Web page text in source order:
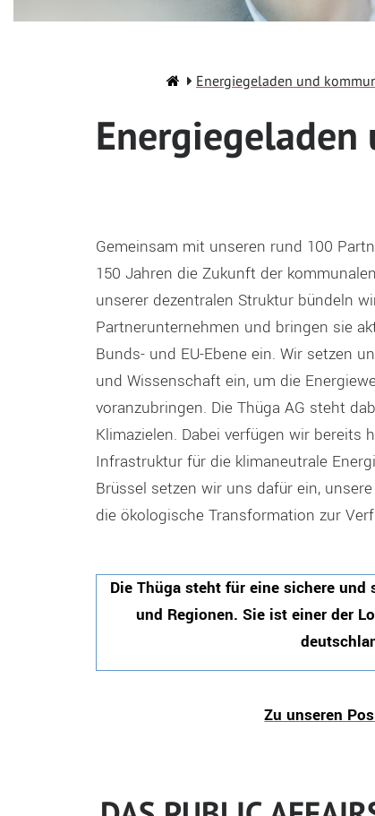
Energiegeladen und
Gemeinsam mit unseren rund 100
150 Jahren die Zukunft der
unserer dezentralen Struktur bündeln
Partnerunternehmen und bringen sie
Bunds- und EU-Ebene ein. Wir setzen
und Wissenschaft ein, um die
voranzubringen. Die Thüga AG steht
Klimazielen. Dabei verfügen wir
Infrastruktur für die klimaneutrale
Brüssel setzen wir uns dafür ein,
die ökologische Transformation zur
Die Thüga steht für eine sichere und
und Regionen. Sie ist einer der
Zu unseren